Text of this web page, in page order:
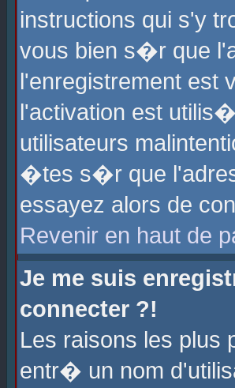
instructions qui s'y
vous bien s�r que
l'enregistrement est
l'activation est
utilisateurs
�tes s�r que
essayez alors de
Revenir en haut de
Je me suis
connecter ?!
Les raisons les plus
entr� un nom